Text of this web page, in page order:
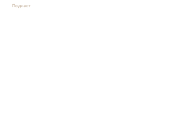
Подкаст